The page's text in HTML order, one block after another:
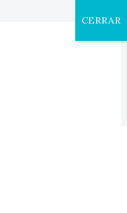
CERRAR